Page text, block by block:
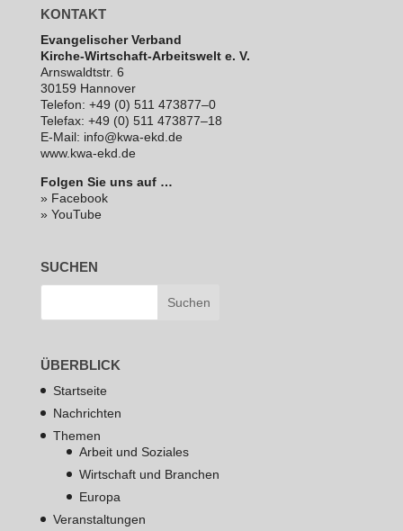
KONTAKT
Evan­ge­li­scher Verband
Kirche-Wirt­schaft-Arbeits­welt e. V.
Arns­waldt­str. 6
30159 Hannover
Telefon: +49 (0) 511 473877–0
Telefax: +49 (0) 511 473877–18
E‑Mail: info@kwa-ekd.de
www.kwa-ekd.de
Folgen Sie uns auf …
» Facebook
» YouTube
SUCHEN
ÜBERBLICK
Startseite
Nachrichten
Themen
Arbeit und Soziales
Wirtschaft und Branchen
Europa
Veranstaltungen